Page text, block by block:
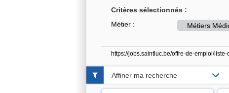
Critères sélectionnés :
Métier :
Métiers
https://jobs.saintluc.be/offre-de-emploi/
Affiner ma recherche